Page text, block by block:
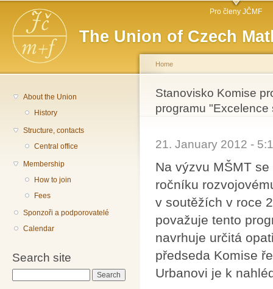
The Union of Czech
Main menu Pro členy JČMF
About the Union
History
Structure, contacts
Central office
Membership
How to join
Fees
Sponzoři a podporovatelé
Calendar
Search site
You are here
Home
Stanovisko Komise
programu
21. January 2012 -
Na výzvu MŠMT
ročníku
v soutěžích v roce
považuje tento
navrhuje určitá
předseda Komise
Urbanovi je k